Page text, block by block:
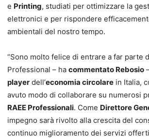
e Printing, studiati per ottimizzare la
elettronici e per rispondere
ambientali del nostro tempo.
“Sono molto felice di entrare a far parte
Professional – ha commentato Rebosio
player dell’economia circolare in Italia,
avuto modo di collaborare su numerosi
RAEE Professionali. Come Direttore
impegno sarà rivolto alla crescita del
continuo miglioramento dei servizi